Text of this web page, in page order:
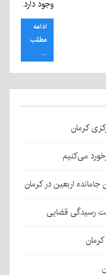
وجود دارد.
ادامه
مطلب
...
کرمان
می‌کنیم
رسیدگی قضایی